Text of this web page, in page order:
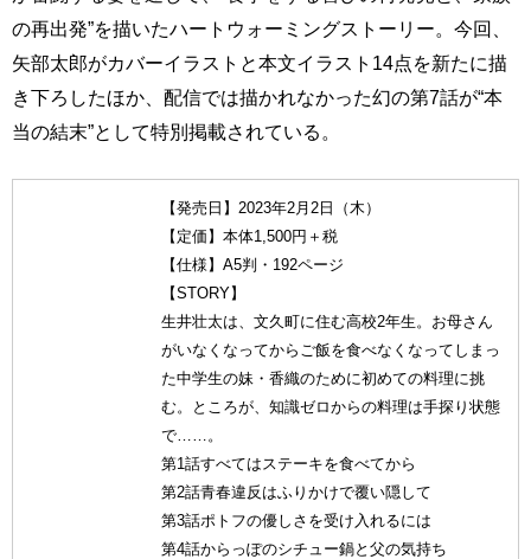
の再出発”を描いたハートウォーミングストーリー。今回、
矢部太郎がカバーイラストと本文イラスト14点を新たに描
き下ろしたほか、配信では描かれなかった幻の第7話が“本
当の結末”として特別掲載されている。
【発売日】2023年2月2日（木）
【定価】本体1,500円＋税
【仕様】A5判・192ページ
【STORY】
生井壮太は、文久町に住む高校2年生。お母さん
がいなくなってからご飯を食べなくなってしまっ
た中学生の妹・香織のために初めての料理に挑
む。ところが、知識ゼロからの料理は手探り状態
で……。
第1話すべてはステーキを食べてから
第2話青春違反はふりかけで覆い隠して
第3話ポトフの優しさを受け入れるには
第4話からっぽのシチュー鍋と父の気持ち